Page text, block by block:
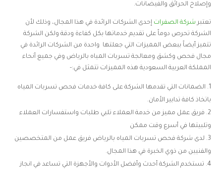
وإصلاح الحرائق والفيضانات.
تعتبر شركة الصفرات إحدى الشركات الرائدة في هذا المجال، وذلك لأن
الشركة تحرص دوماً على تقديم خدماتها بكل كفاءة ودقة ولكن الشركة
تتميز أيضاً ببعض المميزات التي جعلتها واحدة من الشركات الرائدة في
مجال فحص وكشق ومعالجة تسربات المياه بالرياض وفي جميع أنحاء
المملكة العربية السعودية هذه المميزات تتمثل في:-
الضمانات التي تقدمها الشركة على كافة خدمات فحص تسربات المياه
باتخاذ كافة تدابير الأمان.
فريق عمل مميز من خدمة العملاء تلبي طلبات واستفسارات العملاء
وتلبيتها في أسرع وقت ممكن
لدى شركة فحص تسربات المياه بالرياض فريق عمل من المتخصصين
والفنيين من ذوي الخبرة في هذا المجال.
تستخدم الشركة أحدث وأفضل الأدوات والأجهزة التي تساعد في انجاز